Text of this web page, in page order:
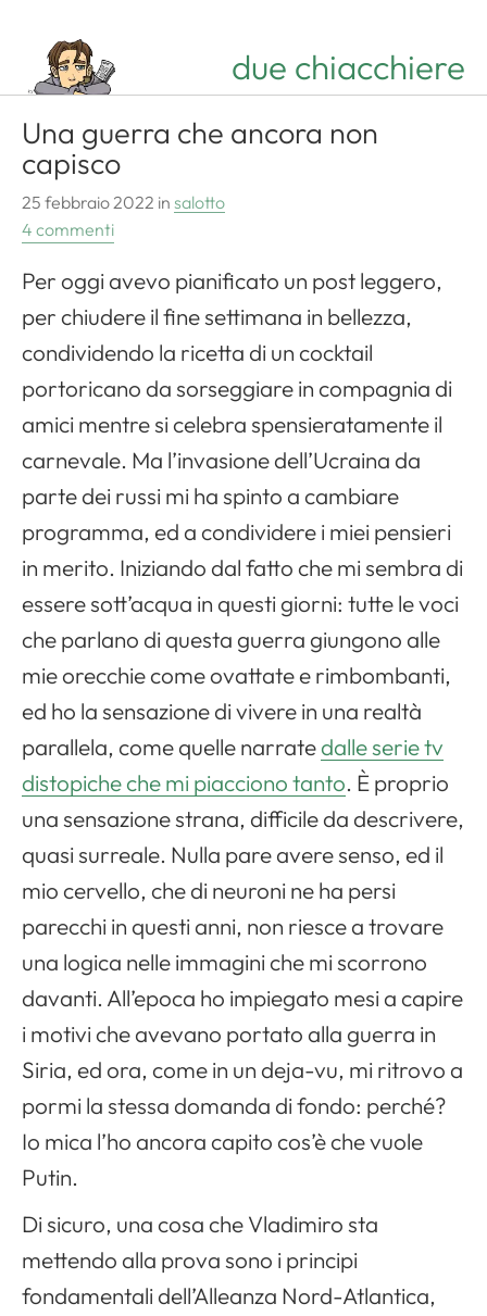
due chiacchiere
Una guerra che ancora non
capisco
25 febbraio 2022 in salotto
4 commenti
Per oggi avevo pianificato un post leggero,
per chiudere il fine settimana in bellezza,
condividendo la ricetta di un cocktail
portoricano da sorseggiare in compagnia di
amici mentre si celebra spensieratamente il
carnevale. Ma l’invasione dell’Ucraina da
parte dei russi mi ha spinto a cambiare
programma, ed a condividere i miei pensieri
in merito. Iniziando dal fatto che mi sembra di
essere sott’acqua in questi giorni: tutte le voci
che parlano di questa guerra giungono alle
mie orecchie come ovattate e rimbombanti,
ed ho la sensazione di vivere in una realtà
parallela, come quelle narratedalle serie tv
distopiche che mi piacciono tanto. È proprio
una sensazione strana, difficile da descrivere,
quasi surreale. Nulla pare avere senso, ed il
mio cervello, che di neuroni ne ha persi
parecchi in questi anni, non riesce a trovare
una logica nelle immagini che mi scorrono
davanti. All’epoca ho impiegato mesi a capire
i motivi che avevano portato alla guerra in
Siria, ed ora, come in un deja-vu, mi ritrovo a
pormi la stessa domanda di fondo: perché?
Io mica l’ho ancora capito cos’è che vuole
Putin.
Di sicuro, una cosa che Vladimiro sta
mettendo alla prova sono i principi
fondamentali dell’Alleanza Nord-Atlantica,